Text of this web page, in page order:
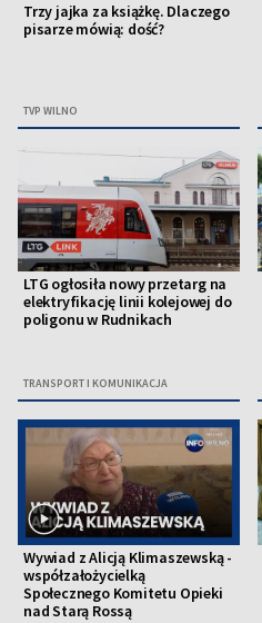
Trzy jajka za książkę. Dlaczego
pisarze mówią: dość?
TVP WILNO
LTG ogłosiła nowy przetarg na
elektryfikację linii kolejowej do
poligonu w Rudnikach
TRANSPORT I KOMUNIKACJA
Wywiad z Alicją Klimaszewską -
współzałożycielką
Społecznego Komitetu Opieki
nad Starą Rossą